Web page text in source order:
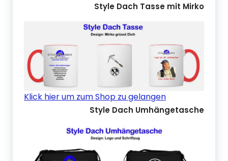
Style Dach Tasse mit Mirko
Klick hier um zum Shop zu gelangen
Style Dach Umhängetasche